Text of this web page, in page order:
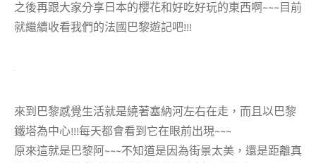
之後再跟大家分享日本的櫻花和好吃好玩的東西啊~~~目前
就繼續收看我們的法國巴黎遊記吧!!!
來到巴黎感覺生活就是繞著塞納河左右在走，而且以巴黎
鐵塔為中心!!!每天都會看到它在眼前出現~~~
原來這就是巴黎阿~~~不知道是因為街景太美，還是距離真